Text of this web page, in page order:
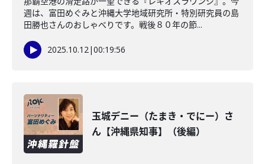
週は、富田めぐみと沖縄大学地域研究所・特別研究員の島
田勝也さんのおしゃべりです。戦後８０年の節...
2025.10.12|00:19:56
玉城デニー（たまき・でにー）さ
ん【沖縄県知事】（後編）